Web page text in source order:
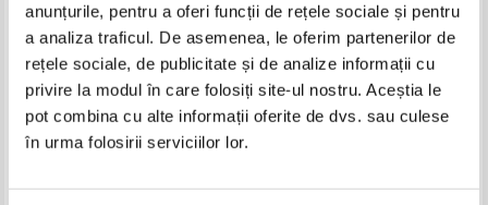
anunțurile, pentru a oferi funcții de rețele sociale și pentru
a analiza traficul. De asemenea, le oferim partenerilor de
rețele sociale, de publicitate și de analize informații cu
privire la modul în care folosiți site-ul nostru. Aceștia le
pot combina cu alte informații oferite de dvs. sau culese
în urma folosirii serviciilor lor.
Paul Johnson - Intelectualii
Produse din aceeasi categorie